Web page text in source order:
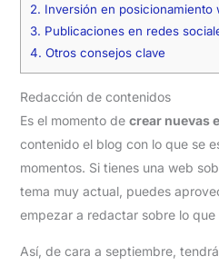
2. Inversión en posicionamiento
3. Publicaciones en redes
4. Otros consejos clave
Redacción de contenidos
Es el momento de crear nuevas
contenido el blog con lo que se
momentos. Si tienes una web
tema muy actual, puedes
empezar a redactar sobre lo que
Así, de cara a septiembre,